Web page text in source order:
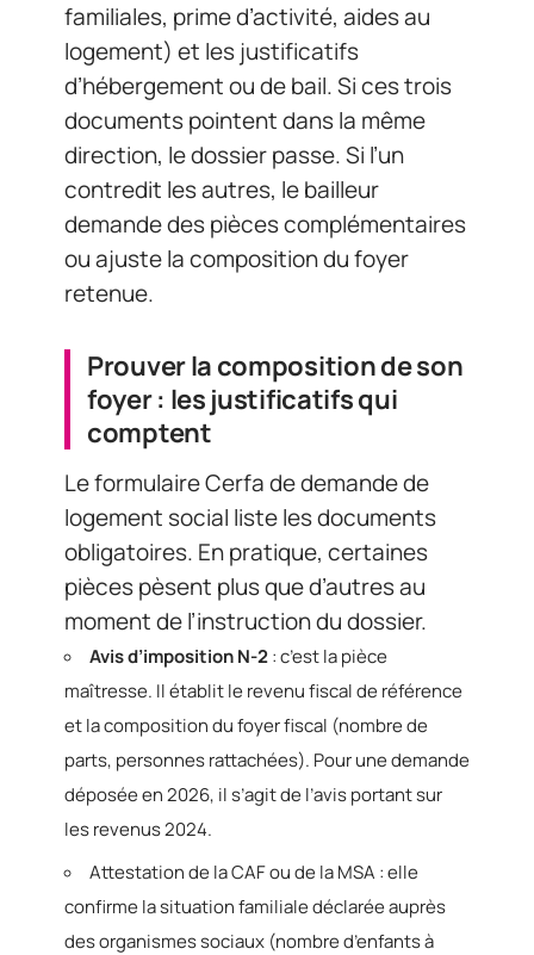
familiales, prime d’activité, aides au
logement) et les justificatifs
d’hébergement ou de bail. Si ces trois
documents pointent dans la même
direction, le dossier passe. Si l’un
contredit les autres, le bailleur
demande des pièces complémentaires
ou ajuste la composition du foyer
retenue.
Prouver la composition de son
foyer : les justificatifs qui
comptent
Le formulaire Cerfa de demande de
logement social liste les documents
obligatoires. En pratique, certaines
pièces pèsent plus que d’autres au
moment de l’instruction du dossier.
Avis d’imposition N-2: c’est la pièce
maîtresse. Il établit le revenu fiscal de référence
et la composition du foyer fiscal (nombre de
parts, personnes rattachées). Pour une demande
déposée en 2026, il s’agit de l’avis portant sur
les revenus 2024.
Attestation de la CAF ou de la MSA : elle
confirme la situation familiale déclarée auprès
des organismes sociaux (nombre d’enfants à